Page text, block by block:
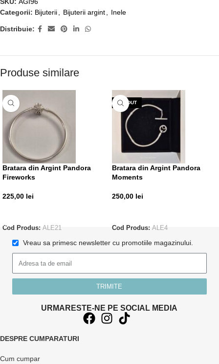
Categorii: Bijuterii Bijuterii argint Inele
Distribuie:
Produse similare
Bratara din Argint Pandora
Fireworks
225,00 lei
Cod Produs: ALE21
VÂNDUT
Bratara din Argint Pandora
Moments
250,00 lei
Cod Produs: ALE4
Vreau sa primesc newsletter cu promotiile magazinului.
TRIMITE
URMARESTE-NE PE SOCIAL MEDIA
DESPRE CUMPARATURI
Cum cumpar